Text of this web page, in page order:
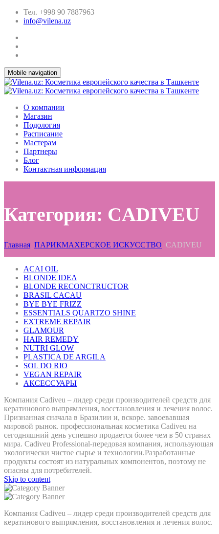
Тел. +998 90 7887963
info@vilena.uz
Mobile navigation
О компании
Магазин
Подология
Расписание
Мастерам
Партнеры
Блог
Контактная информация
Категория: CADIVEU
Главная ПАРИКМАХЕРСКОЕ ИСКУССТВО CADIVEU
ACAI OIL
BLONDE IDEA
BLONDE RECONCTRUCTOR
BRASIL CACAU
BYE BYE FRIZZ
ESSENTIALS QUARTZO SHINE
EXTREME REPAIR
GLAMOUR
HAIR REMEDY
NUTRI GLOW
PLASTICA DE ARGILA
SOL DO RIO
VEGAN REPAIR
АКСЕССУАРЫ
Компания Cadiveu – лидер среди производителей средств для
кератинового выпрямления, восстановления и лечения волос.
Признанная сначала в Бразилии и, вскоре. завоевавшая
мировой рынок. профессиональная косметика Cadiveu на
сегодняшний день успешно продается более чем в 50 странах
мира. Cadiveu Professional-передовая компания, использующая
экологически чистое сырье и технологии.Разработанные
продукты состоят из натуральных компонентов, поэтому не
опасны для потребителей.
Skip to content
Компания Cadiveu – лидер среди производителей средств для
кератинового выпрямления, восстановления и лечения волос.